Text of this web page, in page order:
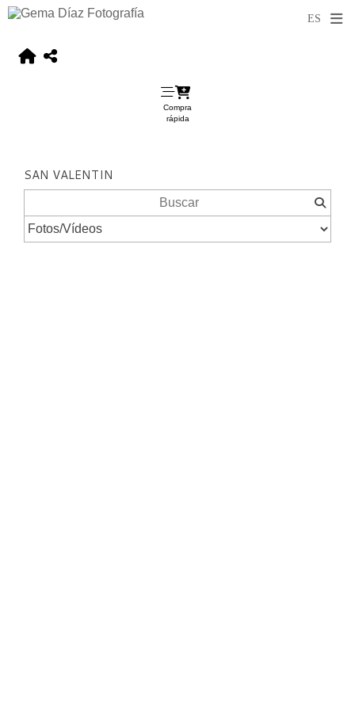
Compra
rápida
SAN VALENTIN